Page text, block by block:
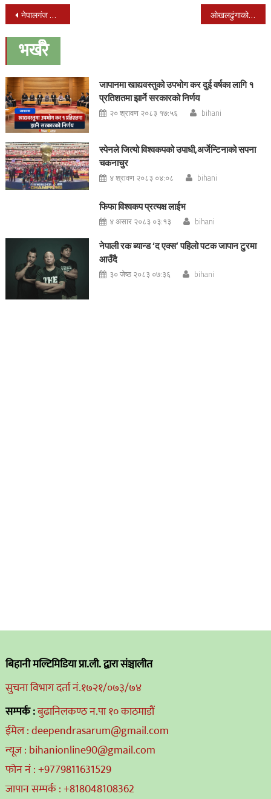
Post
navigation
नेपालगंज टेक्नीकल कलेजमा स्वागत कार्यक्रम भव्य रुपमा सम्पन्न ओखलढुंगाको खिजिदेम्बामा एम्बुलेन्स सेवा सुरु
भर्खरै
जापानमा खाद्यवस्तुको उपभोग कर दुई वर्षका लागि १
प्रतिशतमा झार्ने सरकारको निर्णय
२० श्रावण २०८३ १७:५६ bihani
स्पेनले जित्यो विश्वकपको उपाधी,अर्जेन्टिनाको सपना
चकनाचुर
४ श्रावण २०८३ ०४:०८ bihani
फिफा विश्वकप प्रत्यक्ष लाईभ
४ असार २०८३ ०३:१३ bihani
नेपाली रक ब्यान्ड ‘द एक्स’ पहिलो पटक जापान टुरमा
आउँदै
३० जेष्ठ २०८३ ०७:३६ bihani
बिहानी मल्टिमिडिया प्रा.ली. द्वारा संञ्चालीत
सुचना विभाग दर्ता नं.१७२१/०७३/७४
सम्पर्क :बुढानिलकण्ठ न.पा १० काठमाडौं
ईमेल : deependrasarum@gmail.com
न्यूज : bihanionline90@gmail.com
फोन नं : +9779811631529
जापान सम्पर्क : +818048108362